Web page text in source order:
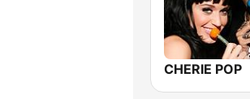
CHERIE POP